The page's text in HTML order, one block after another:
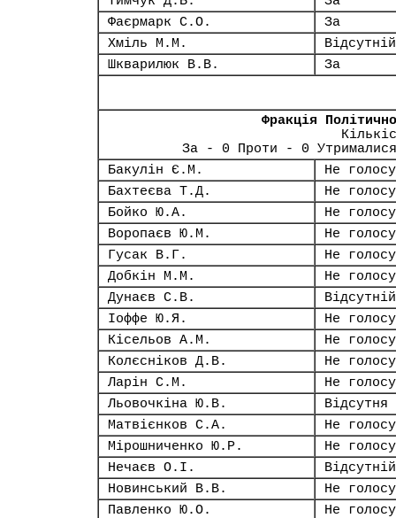
Фаєрмарк С.О.
За
Хміль М.М.
Відсутній
Шкварилюк В.В.
За
Фракція
За - 0 Проти - 0
Бакулін Є.М.
Не
Бахтеєва Т.Д.
Не
Бойко Ю.А.
Не
Воропаєв Ю.М.
Не
Гусак В.Г.
Не
Добкін М.М.
Не
Дунаєв С.В.
Відсутній
Іоффе Ю.Я.
Не
Кісельов А.М.
Не
Колєсніков Д.В.
Не
Ларін С.М.
Не
Льовочкіна Ю.В.
Відсутня
Матвієнков С.А.
Не
Мірошниченко Ю.Р.
Не
Нечаєв О.І.
Відсутній
Новинський В.В.
Не
Павленко Ю.О.
Не